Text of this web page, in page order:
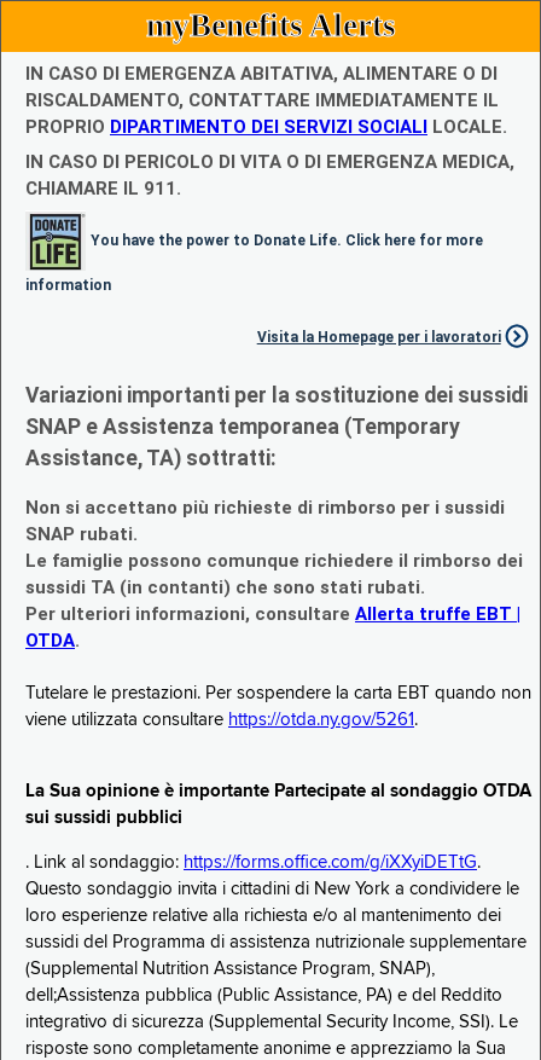
myBenefits Alerts
IN CASO DI EMERGENZA ABITATIVA, ALIMENTARE O DI
RISCALDAMENTO, CONTATTARE IMMEDIATAMENTE IL
PROPRIO DIPARTIMENTO DEI SERVIZI SOCIALI LOCALE.
IN CASO DI PERICOLO DI VITA O DI EMERGENZA MEDICA,
CHIAMARE IL 911.
You have the power to Donate Life. Click here for more
information
Visita la Homepage per i lavoratori
Variazioni importanti per la sostituzione dei sussidi
SNAP e Assistenza temporanea (Temporary
Assistance, TA) sottratti:
Non si accettano più richieste di rimborso per i sussidi
SNAP rubati.
Le famiglie possono comunque richiedere il rimborso dei
sussidi TA (in contanti) che sono stati rubati.
Per ulteriori informazioni, consultare Allerta truffe EBT |
OTDA.
Tutelare le prestazioni. Per sospendere la carta EBT quando non
viene utilizzata consultare https://otda.ny.gov/5261 .
La Sua opinione è importante Partecipate al sondaggio OTDA
sui sussidi pubblici
. Link al sondaggio: https://forms.office.com/g/iXXyiDETtG.
Questo sondaggio invita i cittadini di New York a condividere le
loro esperienze relative alla richiesta e/o al mantenimento dei
sussidi del Programma di assistenza nutrizionale supplementare
(Supplemental Nutrition Assistance Program, SNAP),
dell;Assistenza pubblica (Public Assistance, PA) e del Reddito
integrativo di sicurezza (Supplemental Security Income, SSI). Le
risposte sono completamente anonime e apprezziamo la Sua